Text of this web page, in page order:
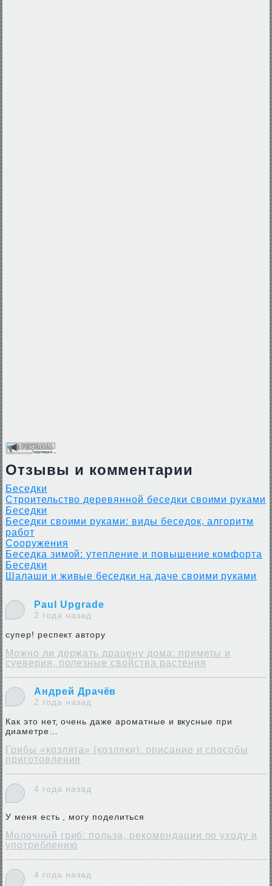
Отзывы и комментарии
Беседки
Строительство деревянной беседки своими руками
Беседки
Беседки своими руками: виды беседок, алгоритм
работ
Сооружения
Беседка зимой: утепление и повышение комфорта
Беседки
Шалаши и живые беседки на даче своими руками
Paul Upgrade
2 года назад
супер! респект автору
Можно ли держать драцену дома: приметы и
суеверия, полезные свойства растения
Андрей Драчёв
2 года назад
Как это нет, очень даже ароматные и вкусные при
диаметре…
Грибы «козлята» (козляки): описание и способы
приготовления
4 года назад
У меня есть , могу поделиться
Молочный гриб: польза, рекомендации по уходу и
употреблению
4 года назад